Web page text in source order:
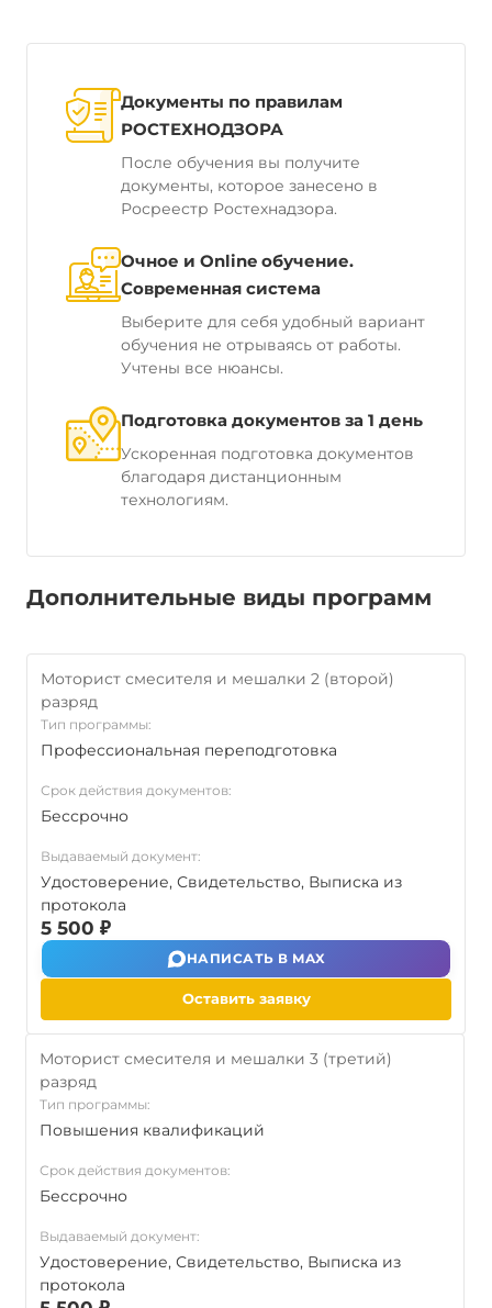
Документы по правилам
РОСТЕХНОДЗОРА
После обучения вы получите
документы, которое занесено в
Росреестр Ростехнадзора.
Очное и Online обучение.
Современная система
Выберите для себя удобный вариант
обучения не отрываясь от работы.
Учтены все нюансы.
Подготовка документов за 1 день
Ускоренная подготовка документов
благодаря дистанционным
технологиям.
Дополнительные виды программ
Моторист смесителя и мешалки 2 (второй)
разряд
Тип программы:
Профессиональная переподготовка
Срок действия документов:
Бессрочно
Выдаваемый документ:
Удостоверение, Свидетельство, Выписка из
протокола
5 500 ₽
НАПИСАТЬ В MAX
Оставить заявку
Моторист смесителя и мешалки 3 (третий)
разряд
Тип программы:
Повышения квалификаций
Срок действия документов:
Бессрочно
Выдаваемый документ:
Удостоверение, Свидетельство, Выписка из
протокола